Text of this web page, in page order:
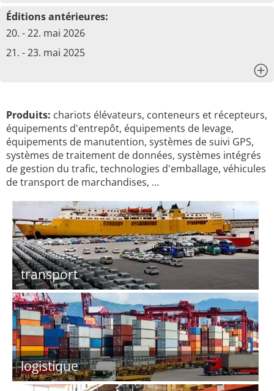
Éditions antérieures:
20. - 22. mai 2026
21. - 23. mai 2025
Produits: chariots élévateurs, conteneurs et récepteurs,
équipements d'entrepôt, équipements de levage,
équipements de manutention, systèmes de suivi GPS,
systèmes de traitement de données, systèmes intégrés
de gestion du trafic, technologies d'emballage, véhicules
de transport de marchandises, …
transport
logistique